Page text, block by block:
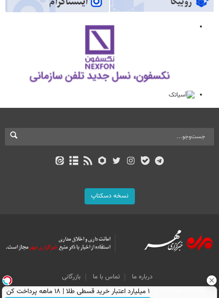
نسخه دسکتاپ
درباره ما تماس با ما
بازرگانی
All Content by Mehr News Agency is licensed under a Creative Commons
۱ میلیارد اعتبار خرید قسطی طلا | ۱۸ ماهه پرداخت کن